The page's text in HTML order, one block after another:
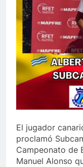
El jugador
proclamó
Campeonato de
Manuel Alonso